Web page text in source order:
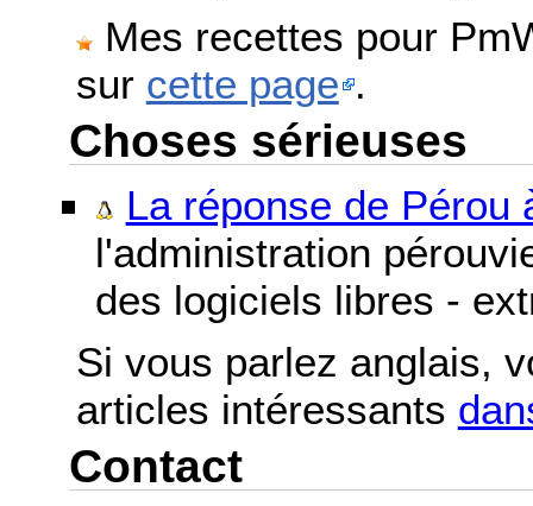
Mes recettes pour
sur cette page .
Choses sérieuses
La réponse de Pérou
l'administration
des logiciels libres -
Si vous parlez anglais,
articles intéressants
Contact